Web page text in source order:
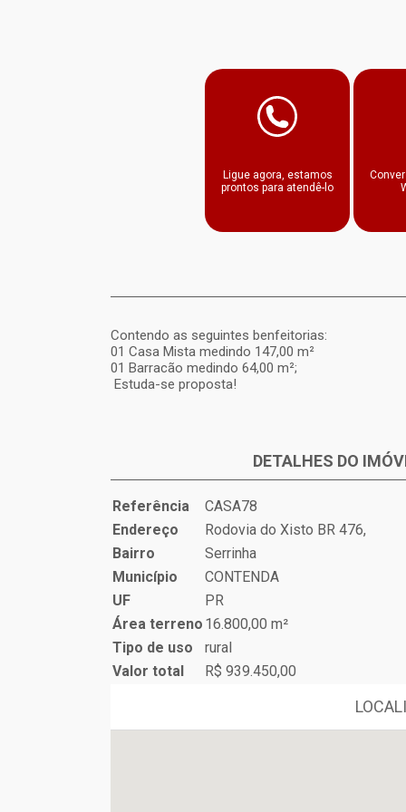
Ligue agora, estamos
prontos para atendê-lo
Facebook
Contendo as seguintes benfeitorias:
01 Casa Mista medindo 147,00 m²
01 Barracão medindo 64,00 m²;
Estuda-se proposta!
DETALHES DO
Referência
CASA78
Endereço
Rodovia do Xisto BR 476,
Bairro
Serrinha
Município
CONTENDA
UF
PR
Área terreno 16.800,00 m²
Tipo de uso
rural
Valor total
R$ 939.450,00